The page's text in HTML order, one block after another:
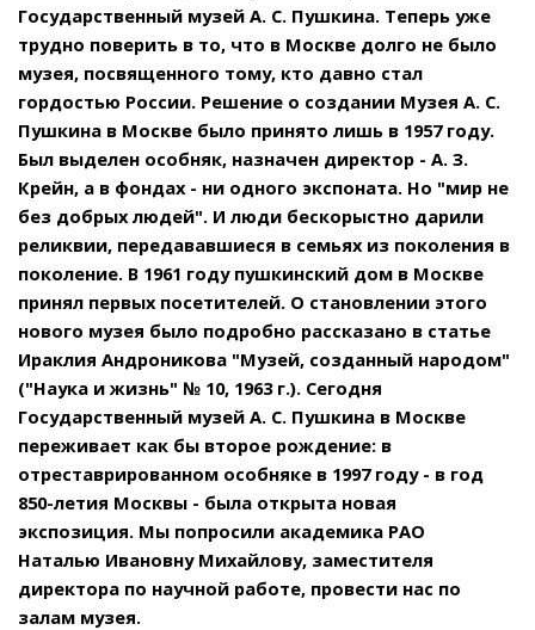
Государственный музей А. С. Пушкина. Теперь уже
трудно поверить в то, что в Москве долго не было
музея, посвященного тому, кто давно стал
гордостью России. Решение о создании Музея А. С.
Пушкина в Москве было принято лишь в 1957 году.
Был выделен особняк, назначен директор - А. З.
Крейн, а в фондах - ни одного экспоната. Но "мир не
без добрых людей". И люди бескорыстно дарили
реликвии, передававшиеся в семьях из поколения в
поколение. В 1961 году пушкинский дом в Москве
принял первых посетителей. О становлении этого
нового музея было подробно рассказано в статье
Ираклия Андроникова "Музей, созданный народом"
("Наука и жизнь" № 10, 1963 г.). Сегодня
Государственный музей А. С. Пушкина в Москве
переживает как бы второе рождение: в
отреставрированном особняке в 1997 году - в год
850-летия Москвы - была открыта новая
экспозиция. Мы попросили академика РАО
Наталью Ивановну Михайлову, заместителя
директора по научной работе, провести нас по
залам музея.